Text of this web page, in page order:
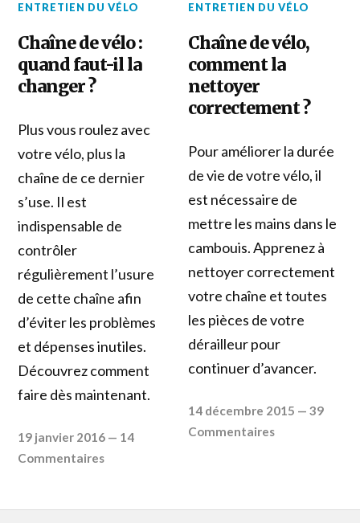
ENTRETIEN DU VÉLO
Chaîne de vélo :
quand faut-il la
changer ?
Plus vous roulez avec
votre vélo, plus la
chaîne de ce dernier
s’use. Il est
indispensable de
contrôler
régulièrement l’usure
de cette chaîne afin
d’éviter les problèmes
et dépenses inutiles.
Découvrez comment
faire dès maintenant.
19 janvier 2016 — 14
Commentaires
ENTRETIEN DU VÉLO
Chaîne de vélo,
comment la
nettoyer
correctement ?
Pour améliorer la durée
de vie de votre vélo, il
est nécessaire de
mettre les mains dans le
cambouis. Apprenez à
nettoyer correctement
votre chaîne et toutes
les pièces de votre
dérailleur pour
continuer d’avancer.
14 décembre 2015 —39
Commentaires